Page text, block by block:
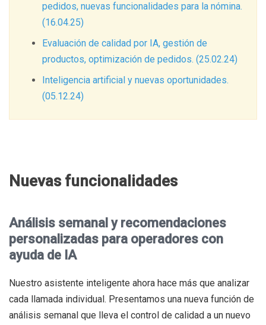
pedidos, nuevas funcionalidades para la nómina.
(16.04.25)
Evaluación de calidad por IA, gestión de
productos, optimización de pedidos. (25.02.24)
Inteligencia artificial y nuevas oportunidades.
(05.12.24)
Nuevas funcionalidades
Análisis semanal y recomendaciones
personalizadas para operadores con
ayuda de IA
Nuestro asistente inteligente ahora hace más que analizar
cada llamada individual. Presentamos una nueva función de
análisis semanal que lleva el control de calidad a un nuevo